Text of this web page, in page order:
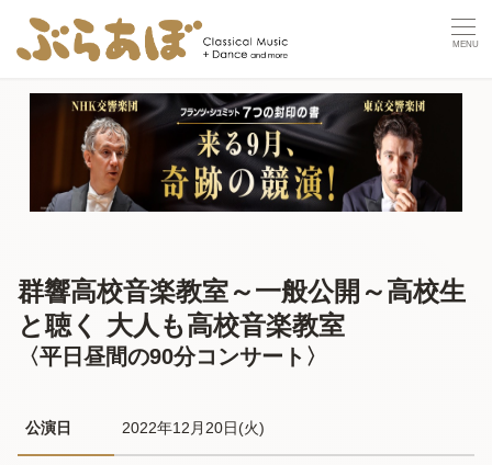
群響高校音楽教室～一般公開～高校生
と聴く 大人も高校音楽教室
〈平日昼間の90分コンサート〉
公演日 2022年12月20日(火)